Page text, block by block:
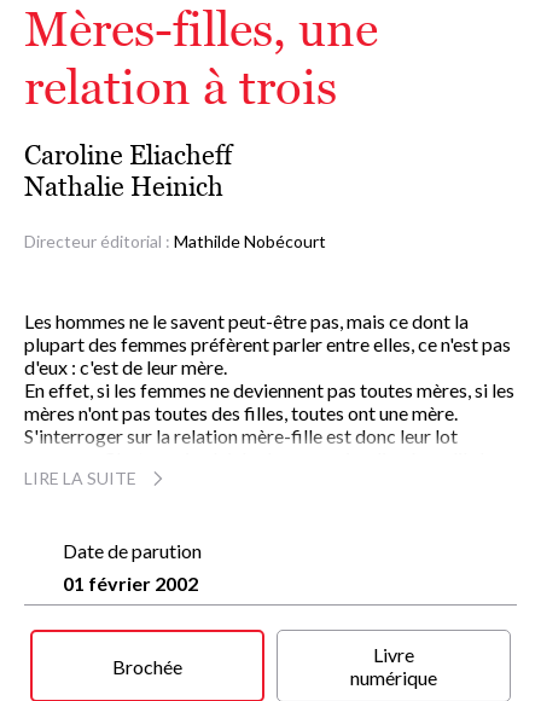
Mères-filles, une
relation à trois
Caroline Eliacheff
Nathalie Heinich
Directeur éditorial : Mathilde Nobécourt
Les hommes ne le savent peut-être pas, mais ce dont la
plupart des femmes préfèrent parler entre elles, ce n'est pas
d'eux : c'est de leur mère.
En effet, si les femmes ne deviennent pas toutes mères, si les
mères n'ont pas toutes des filles, toutes ont une mère.
S'interroger sur la relation mère-fille est donc leur lot
veuillent ou non, dans cette relation.
l'éventail de toutes les relations possibles, montrant
comment s'opèrent la transmission des rôles et la
construction des identités, de génération en génération.
dans l'expérience délicate qui consiste à être une fille pour
sa mère et éventuellement une mère pour sa fille, il est sans
doute des voies plus praticables que d'autres.
LIRE LA SUITE
Date de parution
01 février 2002
Brochée
Livre
numérique